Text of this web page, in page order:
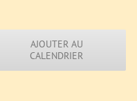
AJOUTER AU
CALENDRIER